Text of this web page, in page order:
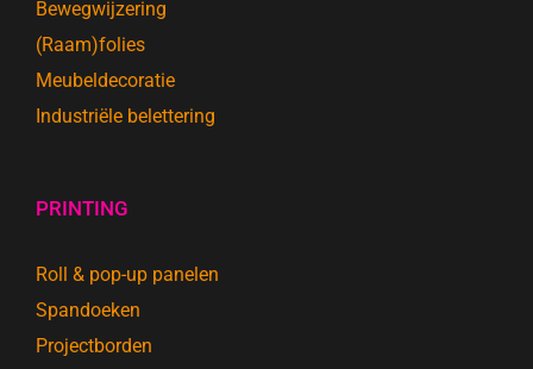
Bewegwijzering
(Raam)folies
Meubeldecoratie
Industriële belettering
PRINTING
Roll & pop-up panelen
Spandoeken
Projectborden